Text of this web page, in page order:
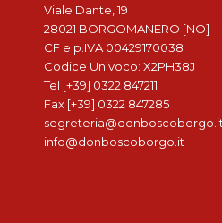
Viale Dante, 19
28021 BORGOMANERO [NO]
CF e p.IVA 00429170038
Codice Univoco: X2PH38J
Tel [+39] 0322 847211
Fax [+39] 0322 847285
info@donboscoborgo.it